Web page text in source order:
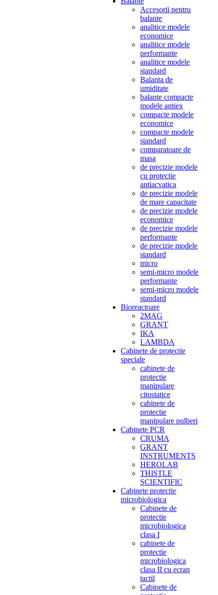
Accesorii pentru
balante
analitice modele
economice
analitice modele
performante
analitice modele
standard
Balanta de
umiditate
balante compacte
modele antiex
compacte modele
economice
compacte modele
standard
comparatoare de
masa
de precizie modele
cu protectie
antiacvatica
de precizie modele
de mare capacitate
de precizie modele
economice
de precizie modele
performante
de precizie modele
standard
micro
semi-micro modele
performante
semi-micro modele
standard
Bioreactoare
2MAG
GRANT
IKA
LAMBDA
Cabinete de protectie
speciale
cabinete de
protectie
manipulare
citostatice
cabinete de
protectie
manipulare pulberi
Cabinete PCR
CRUMA
GRANT
INSTRUMENTS
HEROLAB
THISTLE
SCIENTIFIC
Cabinete protectie
microbiologica
Cabinete de
protectie
microbiologica
clasa I
cabinete de
protectie
microbiologica
clasa II cu ecran
tactil
Cabinete de